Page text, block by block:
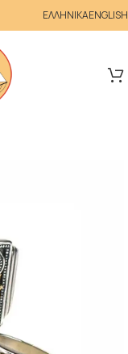
ΕΛΛΗΝΙΚΑENGLISH